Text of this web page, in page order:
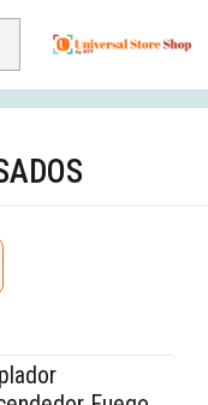
EN ZONA CENTRO
OFF